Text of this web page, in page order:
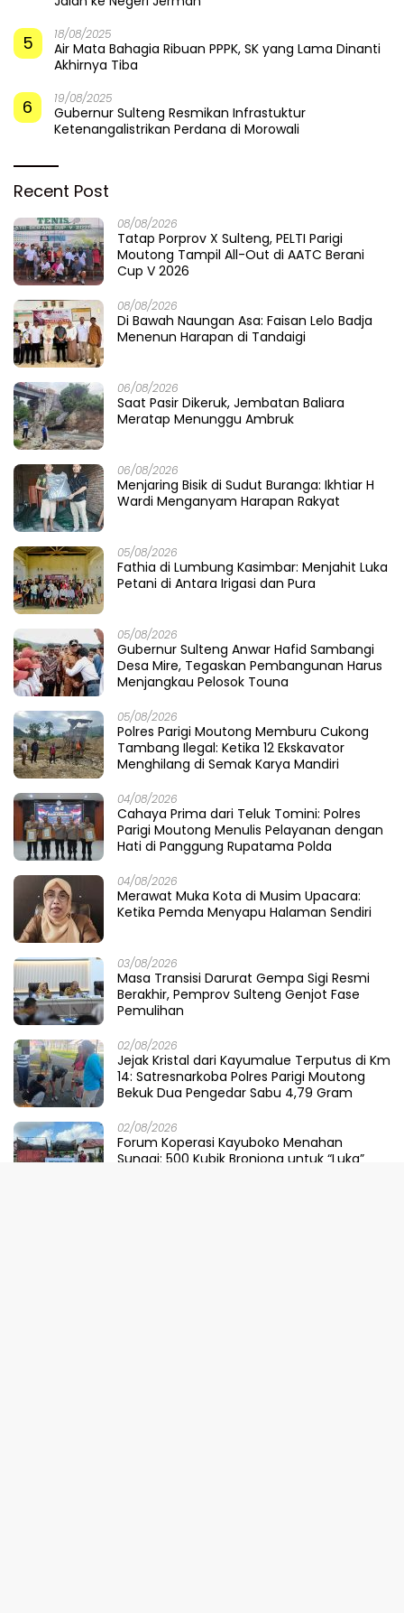
5 18/08/2025
Air Mata Bahagia Ribuan PPPK, SK yang Lama Dinanti
Akhirnya Tiba
6 19/08/2025
Gubernur Sulteng Resmikan Infrastuktur
Ketenangalistrikan Perdana di Morowali
Recent Post
08/08/2026
Tatap Porprov X Sulteng, PELTI Parigi
Moutong Tampil All-Out di AATC Berani
Cup V 2026
08/08/2026
Di Bawah Naungan Asa: Faisan Lelo Badja
Menenun Harapan di Tandaigi
06/08/2026
Saat Pasir Dikeruk, Jembatan Baliara
Meratap Menunggu Ambruk
06/08/2026
Menjaring Bisik di Sudut Buranga: Ikhtiar H
Wardi Menganyam Harapan Rakyat
05/08/2026
Fathia di Lumbung Kasimbar: Menjahit Luka
Petani di Antara Irigasi dan Pura
05/08/2026
Gubernur Sulteng Anwar Hafid Sambangi
Desa Mire, Tegaskan Pembangunan Harus
Menjangkau Pelosok Touna
05/08/2026
Polres Parigi Moutong Memburu Cukong
Tambang Ilegal: Ketika 12 Ekskavator
Menghilang di Semak Karya Mandiri
04/08/2026
Cahaya Prima dari Teluk Tomini: Polres
Parigi Moutong Menulis Pelayanan dengan
Hati di Panggung Rupatama Polda
04/08/2026
Merawat Muka Kota di Musim Upacara:
Ketika Pemda Menyapu Halaman Sendiri
03/08/2026
Masa Transisi Darurat Gempa Sigi Resmi
Berakhir, Pemprov Sulteng Genjot Fase
Pemulihan
02/08/2026
Jejak Kristal dari Kayumalue Terputus di Km
14: Satresnarkoba Polres Parigi Moutong
Bekuk Dua Pengedar Sabu 4,79 Gram
02/08/2026
Forum Koperasi Kayuboko Menahan
Sungai: 500 Kubik Bronjong untuk “Luka”